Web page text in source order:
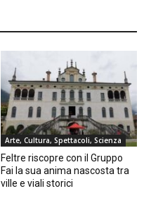
Arte, Cultura, Spettacoli, Scienza
Feltre riscopre con il Gruppo
Fai la sua anima nascosta tra
ville e viali storici